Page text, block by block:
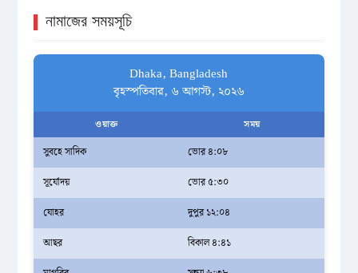
নামাজের সময়সূচি
Dhaka, Bangladesh
বৃহস্পতিবার, ৬ আগস্ট, ২০২৬
ওয়াক্ত সময়
সুবহে সাদিক
ভোর ৪:০৮
সূর্যোদয়
ভোর ৫:৩০
যোহর
দুপুর ১২:০৪
আছর
বিকাল ৪:৪১